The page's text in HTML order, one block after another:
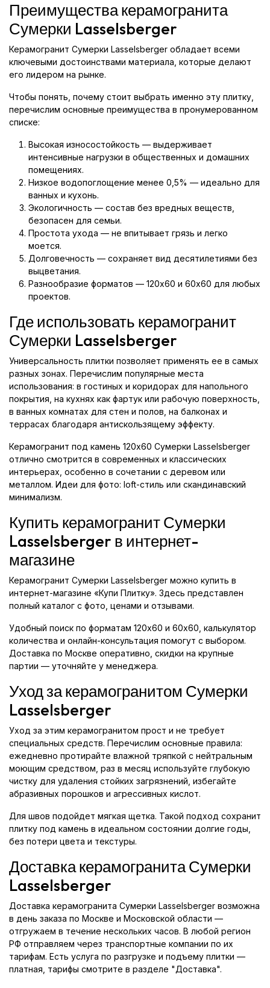
Преимущества керамогранита
Сумерки Lasselsberger
Керамогранит Сумерки Lasselsberger обладает всеми
ключевыми достоинствами материала, которые делают
его лидером на рынке.
Чтобы понять, почему стоит выбрать именно эту плитку,
перечислим основные преимущества в пронумерованном
списке:
Высокая износостойкость — выдерживает
интенсивные нагрузки в общественных и домашних
помещениях.
Низкое водопоглощение менее 0,5% — идеально для
ванных и кухонь.
Экологичность — состав без вредных веществ,
безопасен для семьи.
Простота ухода — не впитывает грязь и легко
моется.
Долговечность — сохраняет вид десятилетиями без
выцветания.
Разнообразие форматов — 120x60 и 60x60 для любых
проектов.
Где использовать керамогранит
Сумерки Lasselsberger
Универсальность плитки позволяет применять ее в самых
разных зонах. Перечислим популярные места
использования: в гостиных и коридорах для напольного
покрытия, на кухнях как фартук или рабочую поверхность,
в ванных комнатах для стен и полов, на балконах и
террасах благодаря антискользящему эффекту.
Керамогранит под камень 120x60 Сумерки Lasselsberger
отлично смотрится в современных и классических
интерьерах, особенно в сочетании с деревом или
металлом. Идеи для фото: loft-стиль или скандинавский
минимализм.
Купить керамогранит Сумерки
Lasselsberger в интернет-
магазине
Керамогранит Сумерки Lasselsberger можно купить в
интернет-магазине «Купи Плитку». Здесь представлен
полный каталог с фото, ценами и отзывами.
Удобный поиск по форматам 120x60 и 60x60, калькулятор
количества и онлайн-консультация помогут с выбором.
Доставка по Москве оперативно, скидки на крупные
партии — уточняйте у менеджера.
Уход за керамогранитом Сумерки
Lasselsberger
Уход за этим керамогранитом прост и не требует
специальных средств. Перечислим основные правила:
ежедневно протирайте влажной тряпкой с нейтральным
моющим средством, раз в месяц используйте глубокую
чистку для удаления стойких загрязнений, избегайте
абразивных порошков и агрессивных кислот.
Для швов подойдет мягкая щетка. Такой подход сохранит
плитку под камень в идеальном состоянии долгие годы,
без потери цвета и текстуры.
Доставка керамогранита Сумерки
Lasselsberger
Доставка керамогранита Сумерки Lasselsberger возможна
в день заказа по Москве и Московской области —
отгружаем в течение нескольких часов. В любой регион
РФ отправляем через транспортные компании по их
тарифам. Есть услуга по разгрузке и подъему плитки —
платная, тарифы смотрите в разделе "Доставка".